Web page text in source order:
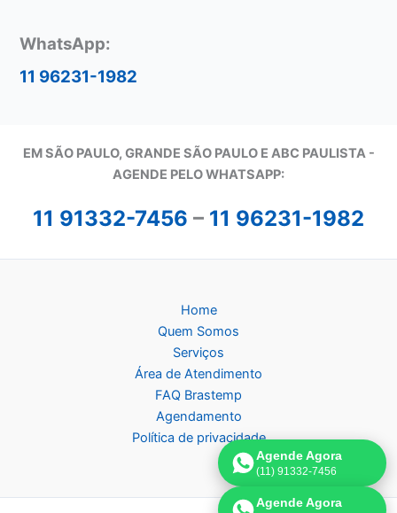
WhatsApp:
11 96231-1982
EM SÃO PAULO, GRANDE SÃO PAULO E ABC PAULISTA -
AGENDE PELO WHATSAPP:
11 91332-7456 – 11 96231-1982
Home
Quem Somos
Serviços
Área de Atendimento
FAQ Brastemp
Agendamento
Política de privacidade
Agende Agora
(11) 91332-7456
Agende Agora